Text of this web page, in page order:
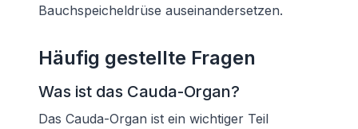
Bauchspeicheldrüse auseinandersetzen.
Häufig gestellte Fragen
Was ist das Cauda-Organ?
Das Cauda-Organ ist ein wichtiger Teil